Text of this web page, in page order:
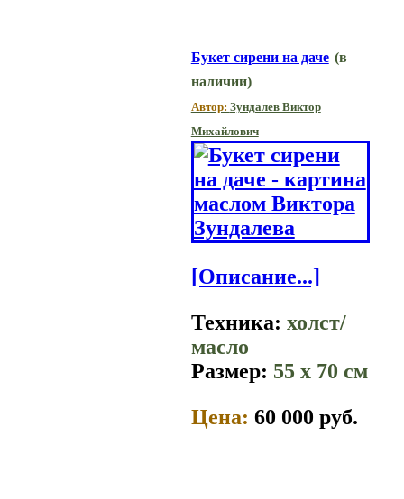
Букет сирени на даче (в
наличии)
Автор: Зундалев Виктор
Михайлович
[Описание...]
Техника: холст/
масло
Размер: 55 x 70 см
Цена: 60 000 руб.